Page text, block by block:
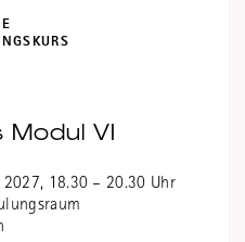
VI
18.30 – 20.30 Uhr